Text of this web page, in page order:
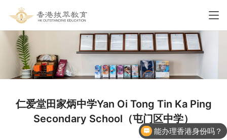
仁爱堂田家炳中学Yan Oi Tong Tin Ka Ping
Secondary School（屯门区中学）
能办理香港身份吗？